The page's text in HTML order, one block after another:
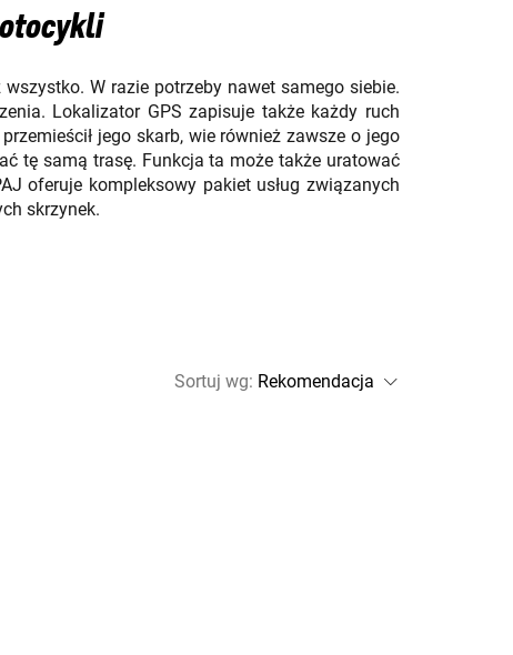
W razie potrzeby nawet samego siebie.
Lokalizator GPS zapisuje także każdy ruch
jego skarb, wie również zawsze o jego
tę samą trasę. Funkcja ta może także uratować
oferuje kompleksowy pakiet usług związanych
skrzynek.
Sortuj wg: